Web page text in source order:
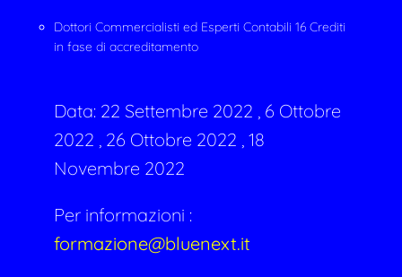
Dottori Commercialisti ed Esperti Contabili 16 Crediti
in fase di accreditamento
Data: 22 Settembre 2022 , 6 Ottobre
2022 , 26 Ottobre 2022 , 18
Novembre 2022
Per informazioni :
formazione@bluenext.it